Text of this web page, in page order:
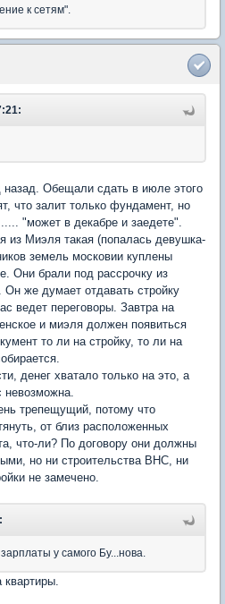
к сетям".
назад. Обещали сдать в июле этого
что залит только фундамент, но
"может в декабре и заедете".
из Миэля такая (попалась девушка-
земель московии куплены
Они брали под рассрочку из
же думает отдавать стройку
ведет переговоры. Завтра на
и миэля должен появиться
то ли на стройку, то ли на
денег хватало только на это, а
невозможна.
трепещущий, потому что
от близ расположенных
что-ли? По договору они должны
но ни строительства ВНС, ни
не замечено.
у самого Бу...нова.
квартиры.